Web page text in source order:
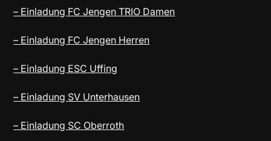
– Einladung FC Jengen TRIO Damen
– Einladung FC Jengen Herren
– Einladung ESC Uffing
– Einladung SV Unterhausen
– Einladung SC Oberroth